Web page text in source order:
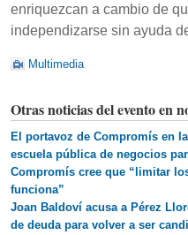
enriquezcan a cambio de
independizarse sin ayuda
Multimedia
Otras noticias del evento en
El portavoz de Compromís en
escuela pública de negocios
Compromís cree que “limitar
funciona”
Joan Baldoví acusa a Pérez
de deuda para volver a ser